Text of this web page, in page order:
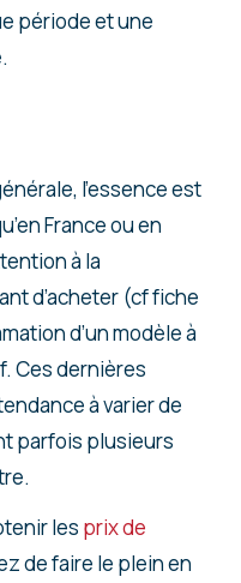
période et une
l’essence est
France ou en
à la
d’acheter (cf fiche
d’un modèle à
Ces dernières
à varier de
parfois plusieurs
les prix de
de faire le plein en